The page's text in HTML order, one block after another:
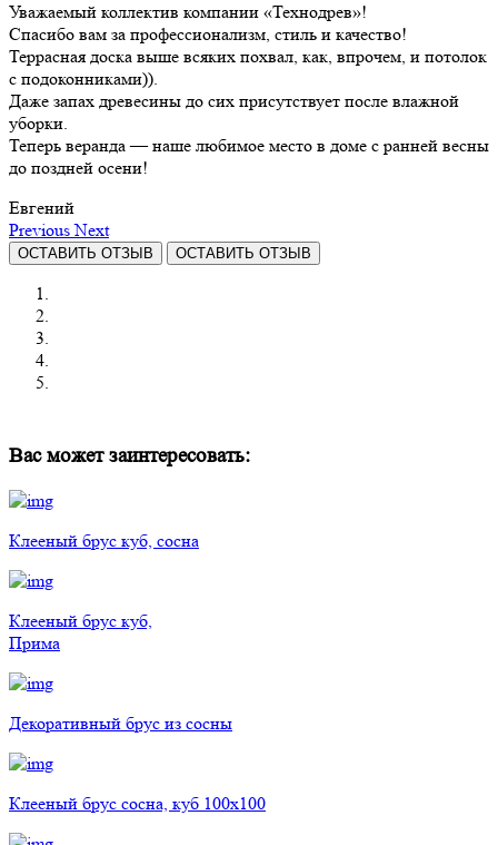
Уважаемый коллектив компании «Технодрев»!
Спасибо вам за профессионализм, стиль и качество!
Террасная доска выше всяких похвал, как, впрочем, и потолок
с подоконниками)).
Даже запах древесины до сих присутствует после влажной
уборки.
Теперь веранда — наше любимое место в доме с ранней весны
до поздней осени!
Евгений
Previous Next
ОСТАВИТЬ ОТЗЫВ ОСТАВИТЬ ОТЗЫВ
Вас может заинтересовать:
Клееный брус куб, сосна
Клееный брус куб,
Прима
Декоративный брус из сосны
Клееный брус сосна, куб 100х100